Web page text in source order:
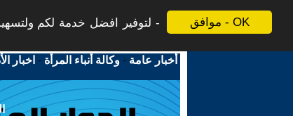
موافق - OK
لتوفير افضل خدمة لكم
أخبار عامة -وكالة أنباء المرأة - اخبار